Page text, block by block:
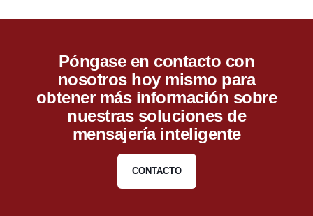
Póngase en contacto con
nosotros hoy mismo para
obtener más información sobre
nuestras soluciones de
mensajería inteligente
CONTACTO